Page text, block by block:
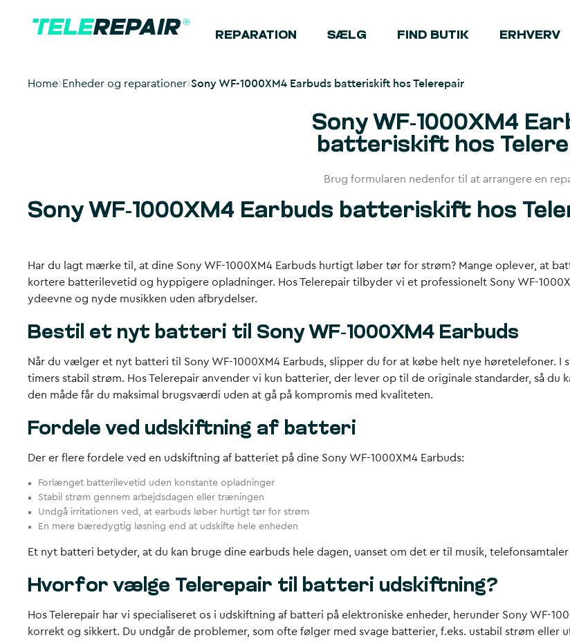
REPARATION SÆLG FIND BUTIK ERHVERV
Home Enheder og reparationer Sony WF-1000XM4 Earbuds batteriskift hos Telerepair
Sony WF-1000XM4
batteriskift hos
Brug formularen nedenfor til at arrangere en
Sony WF-1000XM4 Earbuds batteriskift hos
Har du lagt mærke til, at dine Sony WF-1000XM4 Earbuds hurtigt løber tør for strøm? Mange oplever, at
kortere batterilevetid og hyppigere opladninger. Hos Telerepair tilbyder vi et professionelt Sony WF-
ydeevne og nyde musikken uden afbrydelser.
Bestil et nyt batteri til Sony WF-1000XM4 Earbuds
Når du vælger et nyt batteri til Sony WF-1000XM4 Earbuds, slipper du for at købe helt nye høretelefoner.
timers stabil strøm. Hos Telerepair anvender vi kun batterier, der lever op til de originale standarder, så
den måde får du maksimal brugsværdi uden at gå på kompromis med kvaliteten.
Fordele ved udskiftning af batteri
Der er flere fordele ved en udskiftning af batteriet på dine Sony WF-1000XM4 Earbuds:
Forlænget batterilevetid uden konstante opladninger
Stabil strøm gennem arbejdsdagen eller træningen
Undgå irritationen ved, at earbuds løber hurtigt tør for strøm
En mere bæredygtig løsning end at udskifte hele enheden
Et nyt batteri betyder, at du kan bruge dine earbuds hele dagen, uanset om det er til musik,
Hvorfor vælge Telerepair til batteri udskiftning?
Hos Telerepair har vi specialiseret os i udskiftning af batteri på elektroniske enheder, herunder Sony WF-
korrekt og sikkert. Du undgår de problemer, som ofte følger med svage batterier, f.eks. ustabil strøm eller